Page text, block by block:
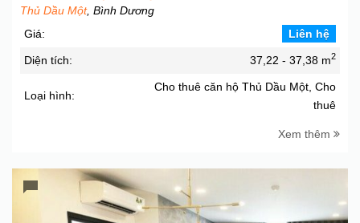
Thủ Dầu Một, Bình Dương
Giá:
Liên hệ
Diện tích: 37,22 - 37,38 m2
Loại hình:
Cho thuê căn hộ Thủ Dầu Một, Cho
thuê
Xem thêm